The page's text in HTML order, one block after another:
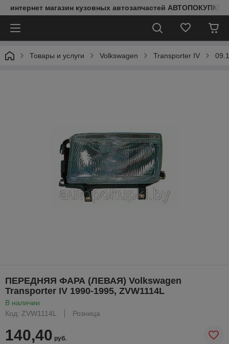
интернет магазин кузовных автозапчастей АВТОПОКУПКИ
Товары и услуги Volkswagen Transporter IV
ПЕРЕДНЯЯ ФАРА (ЛЕВАЯ) Volkswagen
Transporter IV 1990-1995, ZVW1114L
В наличии
Код: ZVW1114L
Розница
140,40 руб.